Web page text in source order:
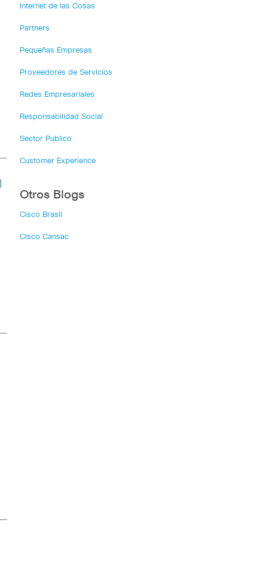
Internet de las Cosas
Partners
Pequeñas Empresas
Proveedores de Servicios
Redes Empresariales
Responsabilidad Social
Sector Público
Customer Experience
Otros Blogs
Cisco Brasil
Cisco Cansac